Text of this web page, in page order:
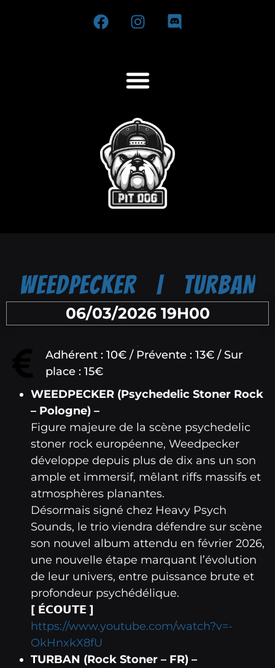
WEEDPECKER | TURBAN
06/03/2026 19H00
Adhérent : 10€ / Prévente : 13€ / Sur
place : 15€
WEEDPECKER (Psychedelic Stoner Rock
– Pologne) –
Figure majeure de la scène psychedelic
stoner rock européenne, Weedpecker
développe depuis plus de dix ans un son
ample et immersif, mêlant riffs massifs et
atmosphères planantes.
Désormais signé chez Heavy Psych
Sounds, le trio viendra défendre sur scène
son nouvel album attendu en février 2026,
une nouvelle étape marquant l’évolution
de leur univers, entre puissance brute et
profondeur psychédélique.
[ É𝗖𝗢𝗨𝗧𝗘 ]
https://www.youtube.com/watch?v=-
OkHnxkX8fU
TURBAN (Rock Stoner – FR) –